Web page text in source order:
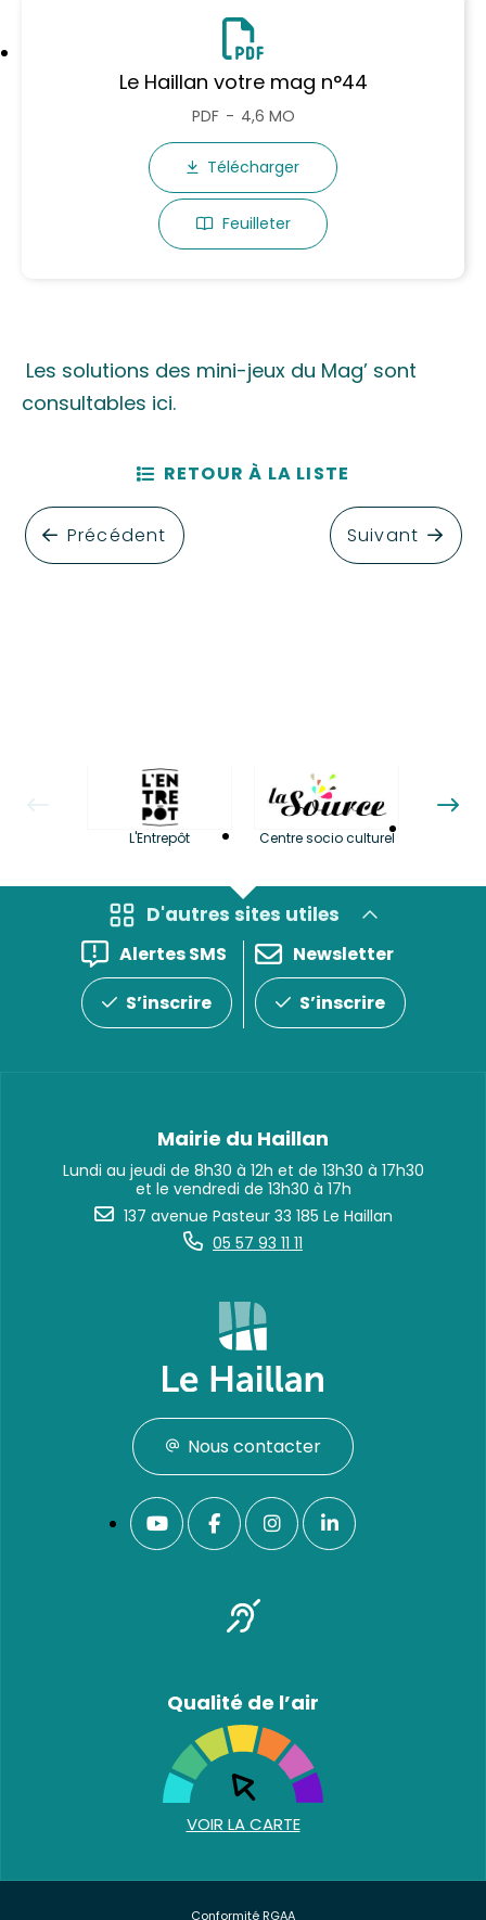
Le Haillan votre mag n°44
PDF 4,6 MO
Télécharger
Feuilleter
Les solutions des mini-jeux du Mag’ sont
consultables ici.
Précédent
RETOUR À LA LISTE
Suivant
L'Entrepôt Centre socio culturel
D'autres sites utiles
Alertes SMS
S’inscrire
Newsletter
S’inscrire
Mairie du Haillan
Lundi au jeudi de 8h30 à 12h et de 13h30 à 17h30
et le vendredi de 13h30 à 17h
137 avenue Pasteur 33 185 Le Haillan
05 57 93 11 11
Nous contacter
Qualité de l’air
VOIR LA CARTE
Conformité RGAA